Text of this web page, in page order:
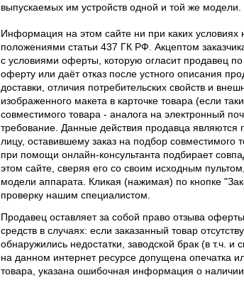
выпускаемых им устройств одной и той же модели.
Информация на этом сайте ни при каких
положениями статьи 437 ГК РФ. Акцептом
с условиями оферты, которую огласит продавец
оферту или даёт отказ после устного описания
доставки, отличия потребительских свойств и
изображенного макета в карточке товара (если
совместимого товара - аналога на электронный
требование. Данные действия продавца
лицу, оставившему заказ на подбор совместимого
при помощи онлайн-консультанта подбирает
этом сайте, сверяя его со своим исходным
модели аппарата. Кликая (нажимая) по кнопке
проверку нашим специалистом.
Продавец оставляет за собой право отзыва
средств в случаях: если заказанный товар
обнаружились недостатки, заводской брак (в т.ч.
на данном интернет ресурсе допущена опечатка
товара, указана ошибочная информация о наличии